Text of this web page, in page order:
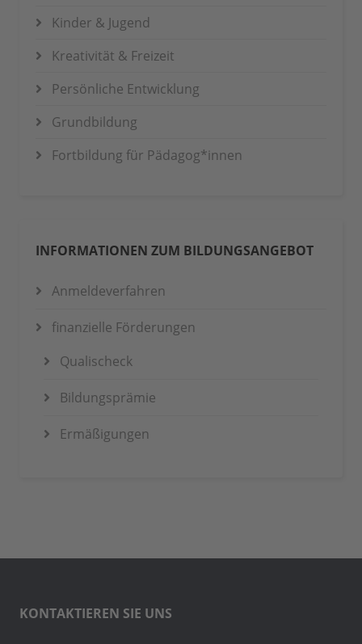
Kinder & Jugend
Kreativität & Freizeit
Persönliche Entwicklung
Grundbildung
Fortbildung für Pädagog*innen
INFORMATIONEN ZUM BILDUNGSANGEBOT
Anmeldeverfahren
finanzielle Förderungen
Qualischeck
Bildungsprämie
Ermäßigungen
KONTAKTIEREN SIE UNS